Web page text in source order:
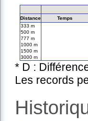
Distance
Temps
333 m
500 m
777 m
1000 m
1500 m
3000 m
* D :
Les records